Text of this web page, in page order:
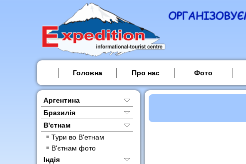
Головна Про нас Фото
Аргентина
Бразилія
В'єтнам
Тури во В'етнам
В'єтнам фото
Індія